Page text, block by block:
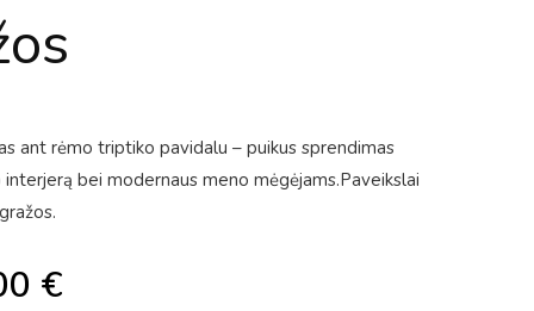
ant rėmo triptiko pavidalu – puikus sprendimas
bei modernaus meno mėgėjams.Paveikslai
€